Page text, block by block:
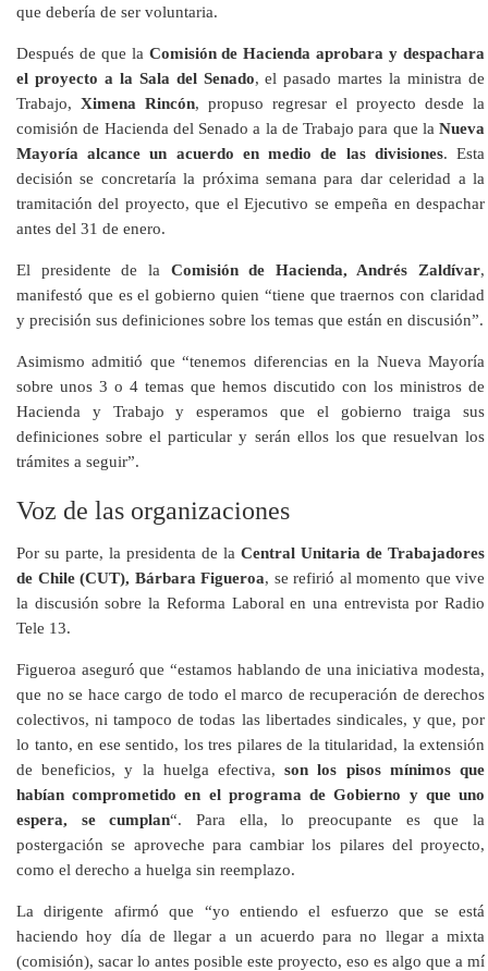
que debería de ser voluntaria.
Después de que la Comisión de Hacienda aprobara y despachara
el proyecto a la Sala del Senado, el pasado martes la ministra de
Trabajo,Ximena Rincón, propuso regresar el proyecto desde la
comisión de Hacienda del Senado a la de Trabajo para que laNueva
Mayoría alcance un acuerdo en medio de las divisiones. Esta
decisión se concretaría la próxima semana para dar celeridad a la
tramitación del proyecto, que el Ejecutivo se empeña en despachar
antes del 31 de enero.
El presidente de la Comisión de Hacienda, Andrés Zaldívar,
manifestó que es el gobierno quien “tiene que traernos con claridad
y precisión sus definiciones sobre los temas que están en discusión”.
Asimismo admitió que “tenemos diferencias en la Nueva Mayoría
sobre unos 3 o 4 temas que hemos discutido con los ministros de
Hacienda y Trabajo y esperamos que el gobierno traiga sus
definiciones sobre el particular y serán ellos los que resuelvan los
trámites a seguir”.
Voz de las organizaciones
Por su parte, la presidenta de laCentral Unitaria de Trabajadores
de Chile (CUT), Bárbara Figueroa, se refirió al momento que vive
la discusión sobre la Reforma Laboral en una entrevista por Radio
Tele 13.
Figueroa aseguró que “estamos hablando de una iniciativa modesta,
que no se hace cargo de todo el marco de recuperación de derechos
colectivos, ni tampoco de todas las libertades sindicales, y que, por
lo tanto, en ese sentido, los tres pilares de la titularidad, la extensión
de beneficios, y la huelga efectiva,son los pisos mínimos que
habían comprometido en el programa de Gobierno y que uno
espera, se cumplan“. Para ella, lo preocupante es que la
postergación se aproveche para cambiar los pilares del proyecto,
como el derecho a huelga sin reemplazo.
La dirigente afirmó que “yo entiendo el esfuerzo que se está
haciendo hoy día de llegar a un acuerdo para no llegar a mixta
(comisión), sacar lo antes posible este proyecto, eso es algo que a mí